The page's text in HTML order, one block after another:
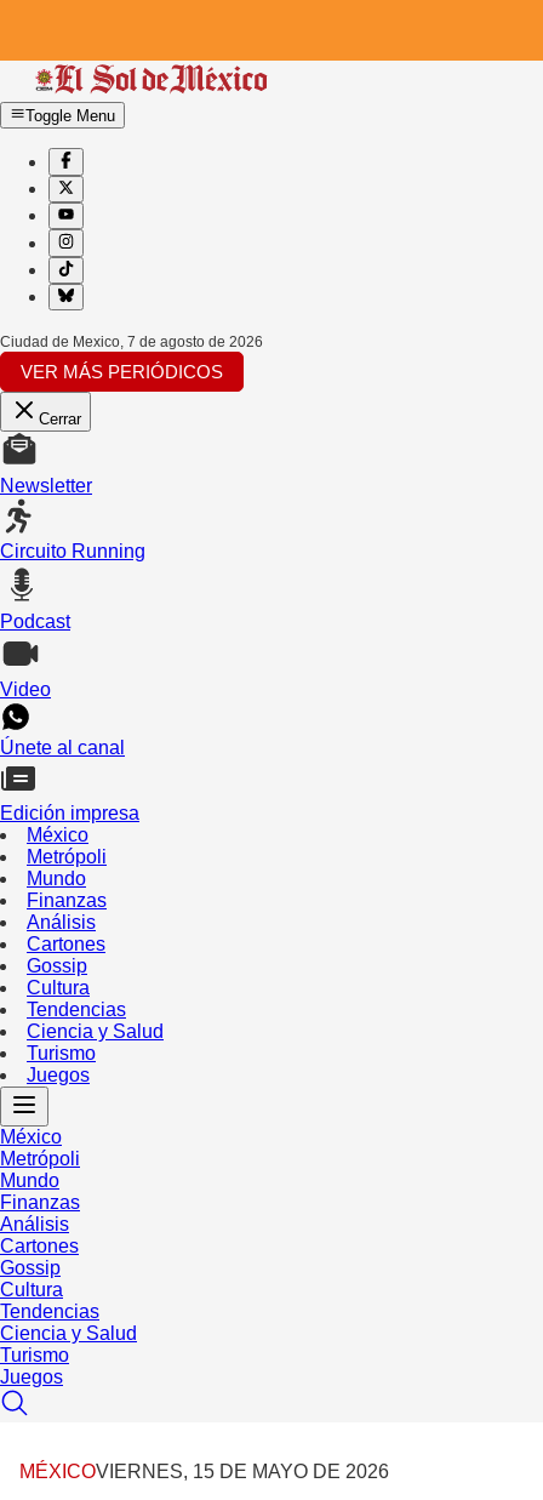
Toggle Menu
Ciudad de Mexico, 7 de agosto de 2026
VER MÁS PERIÓDICOS
Cerrar
Newsletter
Circuito Running
Podcast
Video
Únete al canal
Edición impresa
México
Metrópoli
Mundo
Finanzas
Análisis
Cartones
Gossip
Cultura
Tendencias
Ciencia y Salud
Turismo
Juegos
México
Metrópoli
Mundo
Finanzas
Análisis
Cartones
Gossip
Cultura
Tendencias
Ciencia y Salud
Turismo
Juegos
MÉXICOVIERNES, 15 DE MAYO DE 2026